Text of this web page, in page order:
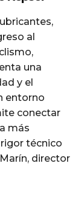
al
una
y el
entorno
conectar
más
técnico
director